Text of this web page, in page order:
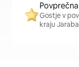
Gostje v
kraju